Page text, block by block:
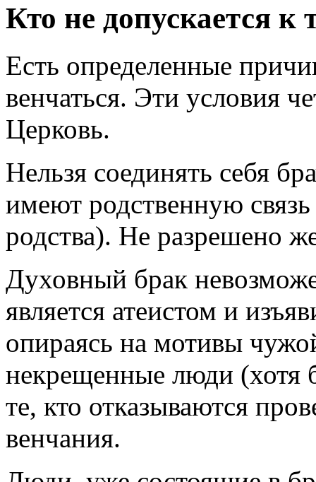
Кто не допускается к
Есть определенные
венчаться. Эти условия
Церковь.
Нельзя соединять себя
имеют родственную
родства). Не разрешено
Духовный брак
является атеистом и
опираясь на мотивы
некрещенные люди (хотя
те, кто отказываются
венчания.